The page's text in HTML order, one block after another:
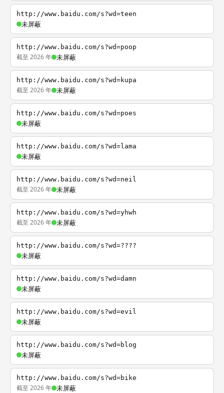
http://www.baidu.com/s?wd=teen
未屏蔽
http://www.baidu.com/s?wd=poop
截至 2026 年 未屏蔽
http://www.baidu.com/s?wd=kupa
截至 2026 年 未屏蔽
http://www.baidu.com/s?wd=poes
未屏蔽
http://www.baidu.com/s?wd=lama
未屏蔽
http://www.baidu.com/s?wd=neil
截至 2026 年 未屏蔽
http://www.baidu.com/s?wd=yhwh
截至 2026 年 未屏蔽
http://www.baidu.com/s?wd=????
未屏蔽
http://www.baidu.com/s?wd=damn
未屏蔽
http://www.baidu.com/s?wd=evil
未屏蔽
http://www.baidu.com/s?wd=blog
未屏蔽
http://www.baidu.com/s?wd=bike
截至 2026 年 未屏蔽